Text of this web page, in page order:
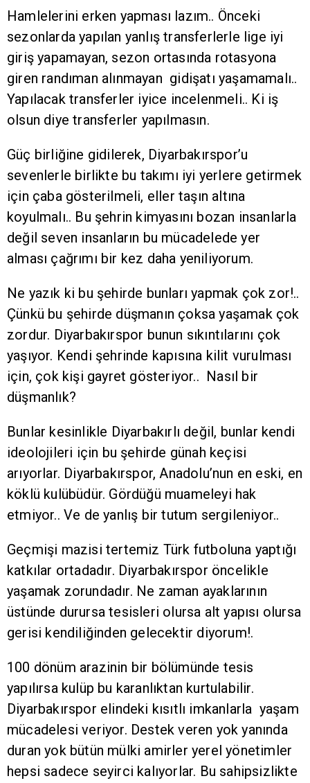
Hamlelerini erken yapması lazım.. Önceki
sezonlarda yapılan yanlış transferlerle lige iyi
giriş yapamayan, sezon ortasında rotasyona
giren randıman alınmayan gidişatı yaşamamalı..
Yapılacak transferler iyice incelenmeli.. Ki iş
olsun diye transferler yapılmasın.
Güç birliğine gidilerek, Diyarbakırspor’u
sevenlerle birlikte bu takımı iyi yerlere getirmek
için çaba gösterilmeli, eller taşın altına
koyulmalı.. Bu şehrin kimyasını bozan insanlarla
değil seven insanların bu mücadelede yer
alması çağrımı bir kez daha yeniliyorum.
Ne yazık ki bu şehirde bunları yapmak çok zor!..
Çünkü bu şehirde düşmanın çoksa yaşamak çok
zordur. Diyarbakırspor bunun sıkıntılarını çok
yaşıyor. Kendi şehrinde kapısına kilit vurulması
için, çok kişi gayret gösteriyor.. Nasıl bir
düşmanlık?
Bunlar kesinlikle Diyarbakırlı değil, bunlar kendi
ideolojileri için bu şehirde günah keçisi
arıyorlar. Diyarbakırspor, Anadolu’nun en eski, en
köklü kulübüdür. Gördüğü muameleyi hak
etmiyor.. Ve de yanlış bir tutum sergileniyor..
Geçmişi mazisi tertemiz Türk futboluna yaptığı
katkılar ortadadır. Diyarbakırspor öncelikle
yaşamak zorundadır. Ne zaman ayaklarının
üstünde durursa tesisleri olursa alt yapısı olursa
gerisi kendiliğinden gelecektir diyorum!.
100 dönüm arazinin bir bölümünde tesis
yapılırsa kulüp bu karanlıktan kurtulabilir.
Diyarbakırspor elindeki kısıtlı imkanlarla yaşam
mücadelesi veriyor. Destek veren yok yanında
duran yok bütün mülki amirler yerel yönetimler
hepsi sadece seyirci kalıyorlar. Bu sahipsizlikte